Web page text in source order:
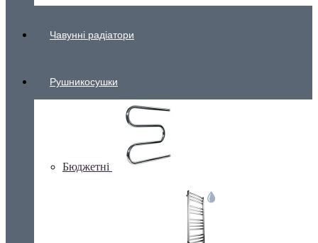
Чавунні радіатори
Рушникосушки
Бюджетні